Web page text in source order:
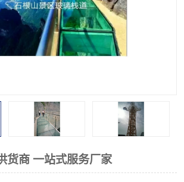
货商 一站式服务厂家
空中自行车
玻璃滑道